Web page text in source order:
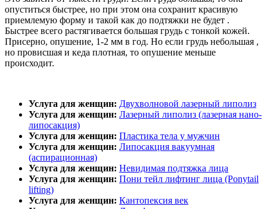
опуститься быстрее, но при этом она сохранит красивую
приемлемую форму и такой как до подтяжки не будет .
Быстрее всего растягивается большая грудь с тонкой кожей.
Присерно, опушение, 1-2 мм в год. Но если грудь небольшая ,
но провисшая и кеда плотная, то опушение меньше
происходит.
Услуга для женщин: Двухволновой лазерный липолиз
Услуга для женщин: Лазерный липолиз (лазерная нано-
липосакция)
Услуга для женщин: Пластика тела у мужчин
Услуга для женщин: Липосакция вакуумная
(аспирационная)
Услуга для женщин: Невидимая подтяжка лица
Услуга для женщин: Пони тейл лифтинг лица (Ponytail
lifting)
Услуга для женщин: Кантопексия век